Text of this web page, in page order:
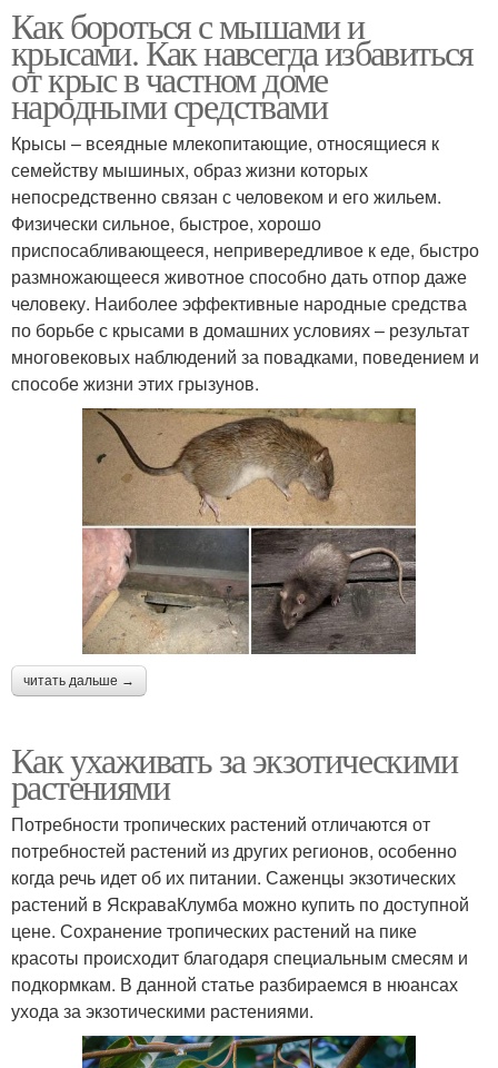
Как бороться с мышами и
крысами. Как навсегда избавиться
от крыс в частном доме
народными средствами
Крысы – всеядные млекопитающие, относящиеся к
семейству мышиных, образ жизни которых
непосредственно связан с человеком и его жильем.
Физически сильное, быстрое, хорошо
приспосабливающееся, непривередливое к еде, быстро
размножающееся животное способно дать отпор даже
человеку. Наиболее эффективные народные средства
по борьбе с крысами в домашних условиях – результат
многовековых наблюдений за повадками, поведением и
способе жизни этих грызунов.
читать дальше →
Как ухаживать за экзотическими
растениями
Потребности тропических растений отличаются от
потребностей растений из других регионов, особенно
когда речь идет об их питании. Саженцы экзотических
растений в ЯскраваКлумба можно купить по доступной
цене. Сохранение тропических растений на пике
красоты происходит благодаря специальным смесям и
подкормкам. В данной статье разбираемся в нюансах
ухода за экзотическими растениями.